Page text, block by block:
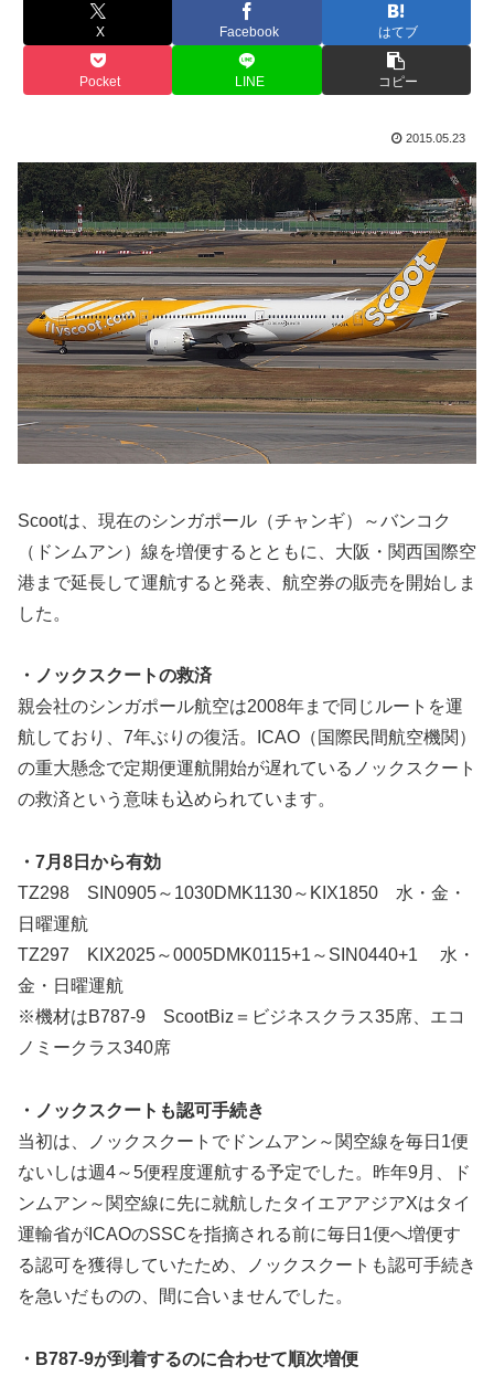
X Facebook はてブ
Pocket LINE コピー
2015.05.23
Scootは、現在のシンガポール（チャンギ）～バンコク
（ドンムアン）線を増便するとともに、大阪・関西国際空
港まで延長して運航すると発表、航空券の販売を開始しま
した。
・ノックスクートの救済
親会社のシンガポール航空は2008年まで同じルートを運
航しており、7年ぶりの復活。ICAO（国際民間航空機関）
の重大懸念で定期便運航開始が遅れているノックスクート
の救済という意味も込められています。
・7月8日から有効
TZ298 SIN0905～1030DMK1130～KIX1850 水・金・
日曜運航
TZ297 KIX2025～0005DMK0115+1～SIN0440+1 水・
金・日曜運航
※機材はB787-9 ScootBiz＝ビジネスクラス35席、エコ
ノミークラス340席
・ノックスクートも認可手続き
当初は、ノックスクートでドンムアン～関空線を毎日1便
ないしは週4～5便程度運航する予定でした。昨年9月、ド
ンムアン～関空線に先に就航したタイエアアジアXはタイ
運輸省がICAOのSSCを指摘される前に毎日1便へ増便す
る認可を獲得していたため、ノックスクートも認可手続き
を急いだものの、間に合いませんでした。
・B787-9が到着するのに合わせて順次増便